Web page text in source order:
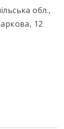
обл.,
12